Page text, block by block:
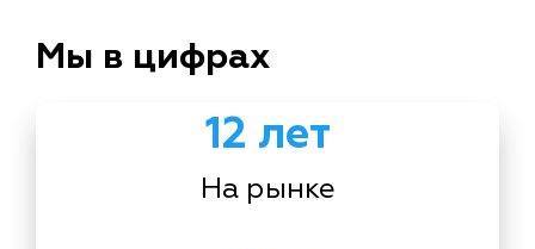
Мы в цифрах
12 лет
На рынке